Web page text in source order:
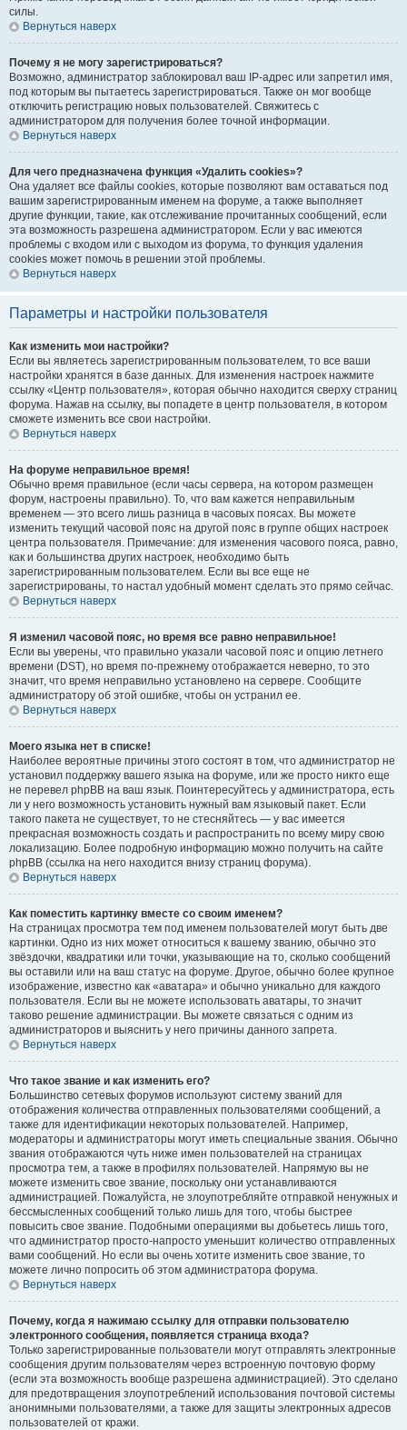
силы.
Вернуться наверх
Почему я не могу зарегистрироваться?
Возможно, администратор заблокировал ваш IP-адрес или запретил имя,
под которым вы пытаетесь зарегистрироваться. Также он мог вообще
отключить регистрацию новых пользователей. Свяжитесь с
администратором для получения более точной информации.
Вернуться наверх
Для чего предназначена функция «Удалить cookies»?
Она удаляет все файлы cookies, которые позволяют вам оставаться под
вашим зарегистрированным именем на форуме, а также выполняет
другие функции, такие, как отслеживание прочитанных сообщений, если
эта возможность разрешена администратором. Если у вас имеются
проблемы с входом или с выходом из форума, то функция удаления
cookies может помочь в решении этой проблемы.
Вернуться наверх
Параметры и настройки пользователя
Как изменить мои настройки?
Если вы являетесь зарегистрированным пользователем, то все ваши
настройки хранятся в базе данных. Для изменения настроек нажмите
ссылку «Центр пользователя», которая обычно находится сверху страниц
форума. Нажав на ссылку, вы попадете в центр пользователя, в котором
сможете изменить все свои настройки.
Вернуться наверх
На форуме неправильное время!
Обычно время правильное (если часы сервера, на котором размещен
форум, настроены правильно). То, что вам кажется неправильным
временем — это всего лишь разница в часовых поясах. Вы можете
изменить текущий часовой пояс на другой пояс в группе общих настроек
центра пользователя. Примечание: для изменения часового пояса, равно,
как и большинства других настроек, необходимо быть
зарегистрированным пользователем. Если вы все еще не
зарегистрированы, то настал удобный момент сделать это прямо сейчас.
Вернуться наверх
Я изменил часовой пояс, но время все равно неправильное!
Если вы уверены, что правильно указали часовой пояс и опцию летнего
времени (DST), но время по-прежнему отображается неверно, то это
значит, что время неправильно установлено на сервере. Сообщите
администратору об этой ошибке, чтобы он устранил ее.
Вернуться наверх
Моего языка нет в списке!
Наиболее вероятные причины этого состоят в том, что администратор не
установил поддержку вашего языка на форуме, или же просто никто еще
не перевел phpBB на ваш язык. Поинтересуйтесь у администратора, есть
ли у него возможность установить нужный вам языковый пакет. Если
такого пакета не существует, то не стесняйтесь — у вас имеется
прекрасная возможность создать и распространить по всему миру свою
локализацию. Более подробную информацию можно получить на сайте
phpBB (ссылка на него находится внизу страниц форума).
Вернуться наверх
Как поместить картинку вместе со своим именем?
На страницах просмотра тем под именем пользователей могут быть две
картинки. Одно из них может относиться к вашему званию, обычно это
звёздочки, квадратики или точки, указывающие на то, сколько сообщений
вы оставили или на ваш статус на форуме. Другое, обычно более крупное
изображение, известно как «аватара» и обычно уникально для каждого
пользователя. Если вы не можете использовать аватары, то значит
таково решение администрации. Вы можете связаться с одним из
администраторов и выяснить у него причины данного запрета.
Вернуться наверх
Что такое звание и как изменить его?
Большинство сетевых форумов используют систему званий для
отображения количества отправленных пользователями сообщений, а
также для идентификации некоторых пользователей. Например,
модераторы и администраторы могут иметь специальные звания. Обычно
звания отображаются чуть ниже имен пользователей на страницах
просмотра тем, а также в профилях пользователей. Напрямую вы не
можете изменить свое звание, поскольку они устанавливаются
администрацией. Пожалуйста, не злоупотребляйте отправкой ненужных и
бессмысленных сообщений только лишь для того, чтобы быстрее
повысить свое звание. Подобными операциями вы добьетесь лишь того,
что администратор просто-напросто уменьшит количество отправленных
вами сообщений. Но если вы очень хотите изменить свое звание, то
можете лично попросить об этом администратора форума.
Вернуться наверх
Почему, когда я нажимаю ссылку для отправки пользователю
электронного сообщения, появляется страница входа?
Только зарегистрированные пользователи могут отправлять электронные
сообщения другим пользователям через встроенную почтовую форму
(если эта возможность вообще разрешена администрацией). Это сделано
для предотвращения злоупотреблений использования почтовой системы
анонимными пользователями, а также для защиты электронных адресов
пользователей от кражи.